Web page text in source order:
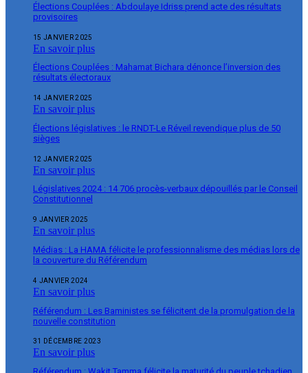
Élections Couplées : Abdoulaye Idriss prend acte des résultats
provisoires
15 JANVIER 2025
En savoir plus
Élections Couplées : Mahamat Bichara dénonce l’inversion des
résultats électoraux
14 JANVIER 2025
En savoir plus
Élections législatives : le RNDT-Le Réveil revendique plus de 50
sièges
12 JANVIER 2025
En savoir plus
Législatives 2024 : 14 706 procès-verbaux dépouillés par le Conseil
Constitutionnel
9 JANVIER 2025
En savoir plus
Médias : La HAMA félicite le professionnalisme des médias lors de
la couverture du Référendum
4 JANVIER 2024
En savoir plus
Référendum : Les Baministes se félicitent de la promulgation de la
nouvelle constitution
31 DÉCEMBRE 2023
En savoir plus